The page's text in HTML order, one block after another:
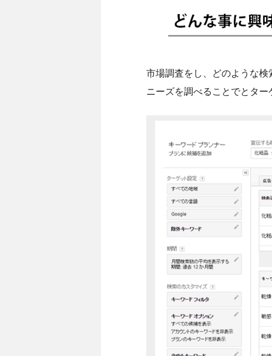
市場調査をし、どのような
ニーズを調べることでとター